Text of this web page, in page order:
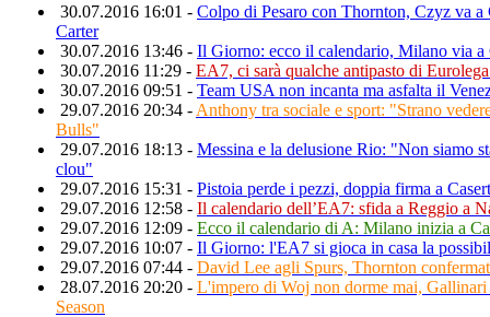
30.07.2016 16:01 - Colpo di Pesaro con Thornton, Czyz va
Carter
30.07.2016 13:46 - Il Giorno: ecco il calendario, Milano via a
30.07.2016 11:29 - EA7, ci sarà qualche antipasto di
30.07.2016 09:51 - Team USA non incanta ma asfalta il
29.07.2016 20:34 - Anthony tra sociale e sport: "Strano
Bulls"
29.07.2016 18:13 - Messina e la delusione Rio: "Non siamo
clou"
29.07.2016 15:31 - Pistoia perde i pezzi, doppia firma a
29.07.2016 12:58 - Il calendario dell’EA7: sfida a Reggio a
29.07.2016 12:09 - Ecco il calendario di A: Milano inizia a
29.07.2016 10:07 - Il Giorno: l'EA7 si gioca in casa la
29.07.2016 07:44 - David Lee agli Spurs, Thornton
28.07.2016 20:20 - L'impero di Woj non dorme mai,
Season